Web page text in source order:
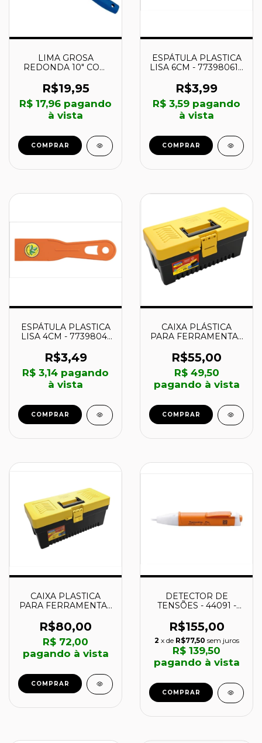
LIMA GROSA
REDONDA 10" COM
TRAMONTINA
R$19,95
R$ 17,96 pagando
à vista
COMPRAR
ESPÁTULA PLASTICA
LISA 6CM - 77398061 -
R$3,99
R$ 3,59 pagando
à vista
COMPRAR
ESPÁTULA PLASTICA
LISA 4CM - 77398041
R$3,49
R$ 3,14 pagando
à vista
COMPRAR
CAIXA PLÁSTICA
PARA FERRAMENTAS
TRAMONTINA
R$55,00
R$ 49,50
pagando à vista
COMPRAR
CAIXA PLASTICA
PARA FERRAMENTAS
TRAMONTINA
R$80,00
R$ 72,00
pagando à vista
COMPRAR
DETECTOR DE
TENSÕES - 44091 -
R$155,00
2 x de R$77,50 sem juros
R$ 139,50
pagando à vista
COMPRAR